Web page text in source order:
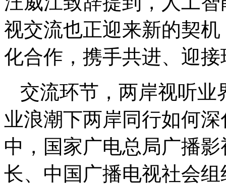
视交流也正迎来新的契
化合作，携手共进、迎
交流环节，两岸视听业
业浪潮下两岸同行如何
中，国家广电总局广播
长、中国广播电视社会